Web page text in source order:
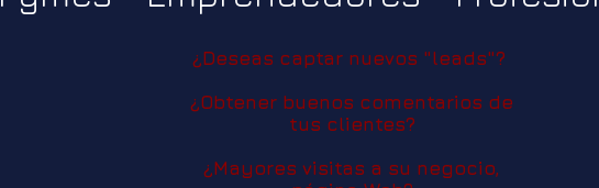
¿Deseas captar nuevos "leads"?
¿Obtener buenos comentarios de
tus clientes?
¿Mayores visitas a su negocio,